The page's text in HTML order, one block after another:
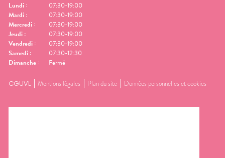
Lundi :
07:30-19:00
Mardi :
07:30-19:00
Mercredi :
07:30-19:00
Jeudi :
07:30-19:00
Vendredi :
07:30-19:00
Samedi :
07:30-12:30
Dimanche : Fermé
CGUVL Mentions légales Plan du site Données personnelles et cookies